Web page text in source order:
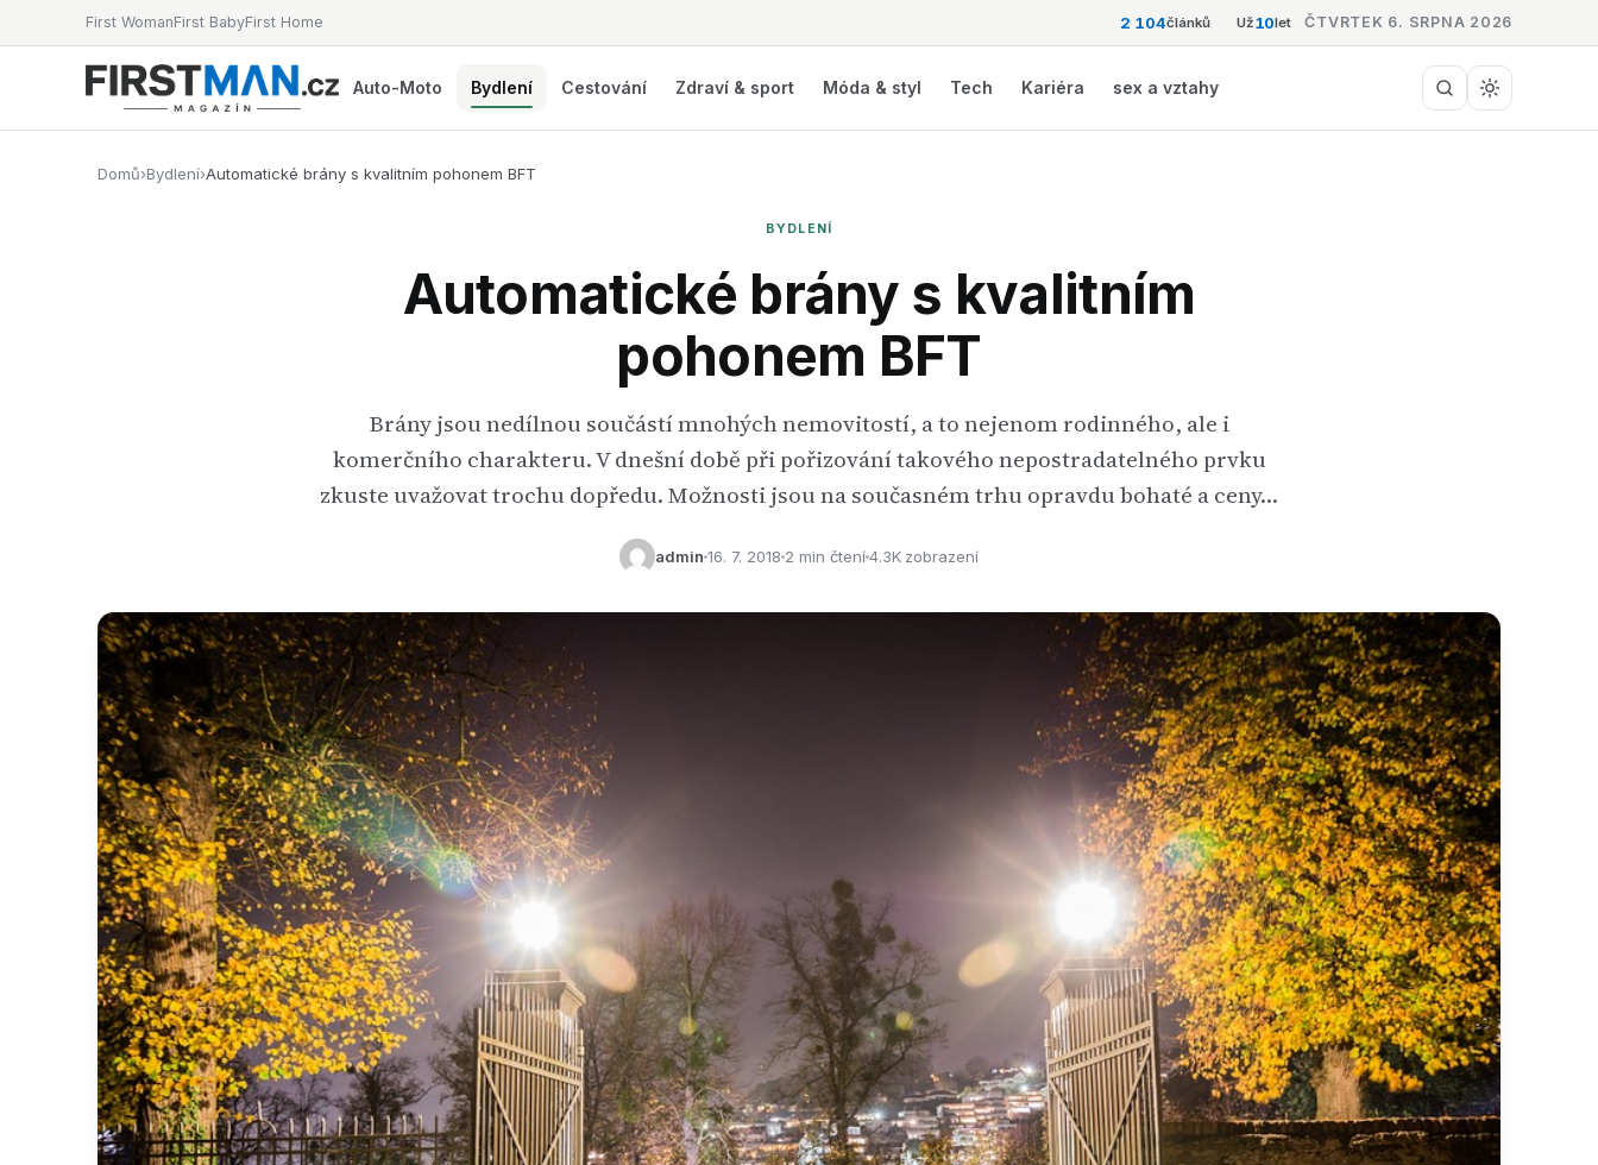
First WomanFirst BabyFirst Home 2 104článků Už10let ČTVRTEK 6. SRPNA 2026
Auto-Moto Bydlení Cestování Zdraví & sport Móda & styl Tech Kariéra sex a vztahy
Domů›Bydlení›Automatické brány s kvalitním pohonem BFT
BYDLENÍ
Automatické brány s kvalitním
pohonem BFT
Brány jsou nedílnou součástí mnohých nemovitostí, a to nejenom rodinného, ale i
komerčního charakteru. V dnešní době při pořizování takového nepostradatelného prvku
zkuste uvažovat trochu dopředu. Možnosti jsou na současném trhu opravdu bohaté a ceny…
admin 16. 7. 2018 2 min čtení4.3K zobrazení